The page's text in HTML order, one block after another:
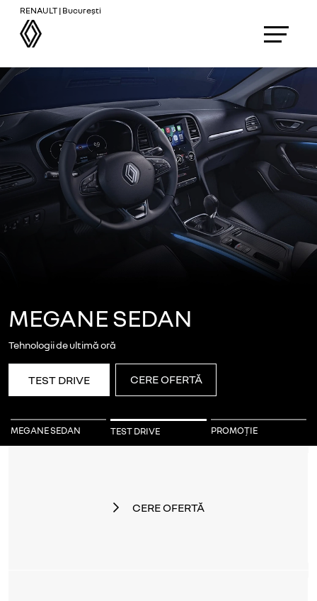
RENAULT | București
MEGANE SEDAN
cu rată de leasing prin Renault Finance
VEZI OFERTA
MEGANE SEDAN TEST DRIVE PROMOȚIE
CERE OFERTĂ